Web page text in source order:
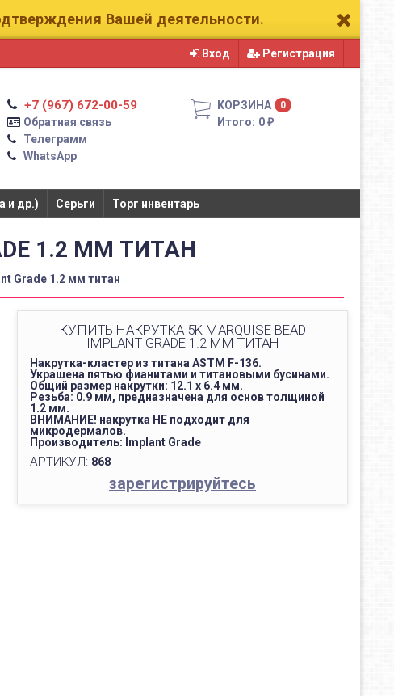
Вашей деятельности.
Вход Регистрация
+7 (967) 672-00-59
Обратная связь
Телеграмм
WhatsApp
КОРЗИНА 0
Итого: 0 ₽
и др.) Серьги Торг инвентарь
1.2 ММ ТИТАН
Grade 1.2 мм титан
КУПИТЬ НАКРУТКА 5K MARQUISE BEAD
IMPLANT GRADE 1.2 ММ ТИТАН
Накрутка-кластер из титана ASTM F-136.
Украшена пятью фианитами и титановыми бусинами.
Общий размер накрутки: 12.1 х 6.4 мм.
Резьба: 0.9 мм, предназначена для основ толщиной
1.2 мм.
ВНИМАНИЕ! накрутка НЕ подходит для
микродермалов.
Производитель: Implant Grade
АРТИКУЛ: 868
зарегистрируйтесь